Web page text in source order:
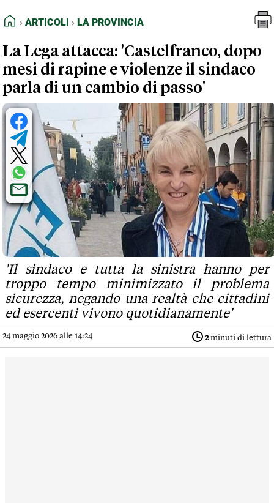
FEED RSS
NORMATIVE DEONTOLOGICHE
TERMINI e CONDIZIONI
Articoli
La Provincia
HOME
ARTICOLI LA PROVINCIA
La Lega attacca: 'Castelfranco, dopo
mesi di rapine e violenze il sindaco
parla di un cambio di passo'
'Il sindaco e tutta la sinistra hanno per
troppo tempo minimizzato il problema
sicurezza, negando una realtà che cittadini
ed esercenti vivono quotidianamente'
24 maggio 2026 alle 14:24 2minuti di lettura